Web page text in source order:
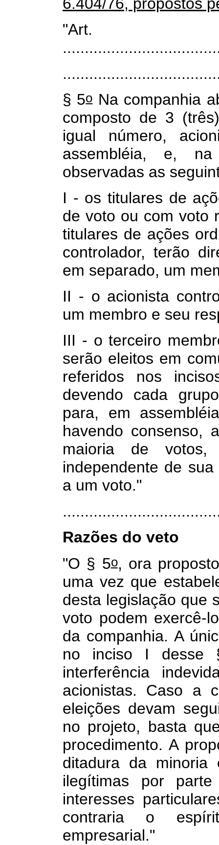
§ 5oNa companhia
composto de 3
igual número,
assembléia, e,
observadas as
I - os titulares de
de voto ou com voto
titulares de ações
controlador, terão
em separado, um
II - o acionista
um membro e seu
III - o terceiro
serão eleitos em
referidos nos
devendo cada
para, em
havendo consenso,
maioria de
independente de
a um voto."
Razões do veto
"O § 5o, ora
uma vez que
desta legislação que
voto podem exercê-
da companhia. A
no inciso I desse
interferência
acionistas. Caso a
eleições devam
no projeto, basta
procedimento. A
ditadura da
ilegítimas por
interesses
contraria o
empresarial."